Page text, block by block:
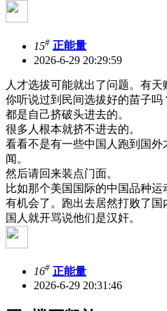
15# 正能量
2026-6-29 20:29:59
人才选拔可能就出了问题。有天
你听说过到民间选拔好的苗子吗
都是自己挤破头进去的。
很多人根本就挤不进去的。
看看不是有一些中国人跑到国
闻。
然后请回来装点门面。
比如那个美国国际的中国品种
有机会了。跑出去居然打败了国
国人就开骂说他们是汉奸。
16# 正能量
2026-6-29 20:31:46